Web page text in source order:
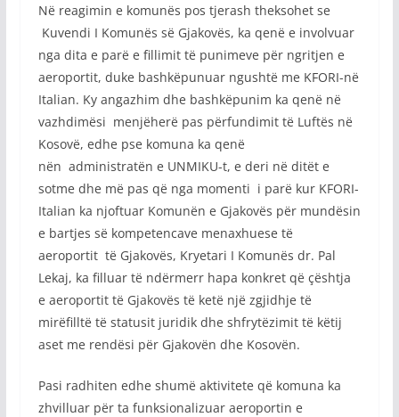
Në reagimin e komunës pos tjerash theksohet se
Kuvendi I Komunës së Gjakovës, ka qenë e involvuar
nga dita e parë e fillimit të punimeve për ngritjen e
aeroportit, duke bashkëpunuar ngushtë me KFORI-në
Italian. Ky angazhim dhe bashkëpunim ka qenë në
vazhdimësi menjëherë pas përfundimit të Luftës në
Kosovë, edhe pse komuna ka qenë
nën administratën e UNMIKU-t, e deri në ditët e
sotme dhe më pas që nga momenti i parë kur KFORI-
Italian ka njoftuar Komunën e Gjakovës për mundësin
e bartjes së kompetencave menaxhuese të
aeroportit të Gjakovës, Kryetari I Komunës dr. Pal
Lekaj, ka filluar të ndërmerr hapa konkret që çështja
e aeroportit të Gjakovës të ketë një zgjidhje të
mirëfilltë të statusit juridik dhe shfrytëzimit të këtij
aset me rendësi për Gjakovën dhe Kosovën.
Pasi radhiten edhe shumë aktivitete që komuna ka
zhvilluar për ta funksionalizuar aeroportin e